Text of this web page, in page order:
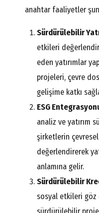
anahtar faaliyetler
Sürdürülebilir
etkileri
eden yatırımlar
projeleri, çevre
gelişime katkı
ESG
analiz ve yatırım
şirketlerin çevresel
değerlendirerek
anlamına gelir.
Sürdürülebilir
sosyal etkileri göz